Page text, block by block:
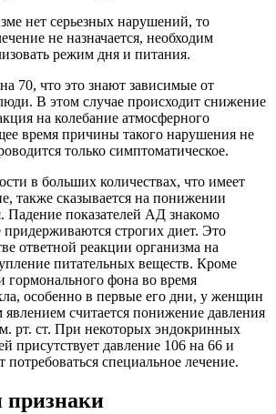
нет серьезных нарушений, то
не назначается, необходим
режим дня и питания.
70, что это знают зависимые от
В этом случае происходит снижение
на колебание атмосферного
время причины такого нарушения не
только симптоматическое.
в больших количествах, что имеет
также сказывается на понижении
Падение показателей АД знакомо
строгих диет. Это
ответной реакции организма на
питательных веществ. Кроме
гормонального фона во время
особенно в первые его дни, у женщин
считается понижение давления
рт. ст. При некоторых эндокринных
присутствует давление 106 на 66 и
специальное лечение.